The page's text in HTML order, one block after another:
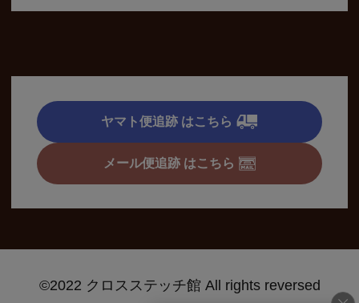
ヤマト便追跡 はこちら
メール便追跡 はこちら
©2022 クロスステッチ館 All rights reversed